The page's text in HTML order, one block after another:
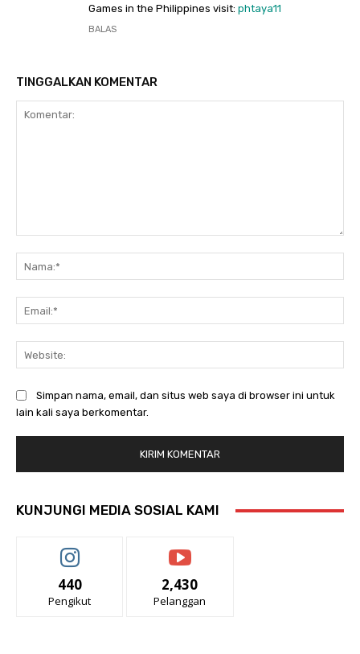
Games in the Philippines visit: phtaya11
BALAS
TINGGALKAN KOMENTAR
Simpan nama, email, dan situs web saya di browser ini untuk
lain kali saya berkomentar.
KUNJUNGI MEDIA SOSIAL KAMI
440
Pengikut
2,430
Pelanggan